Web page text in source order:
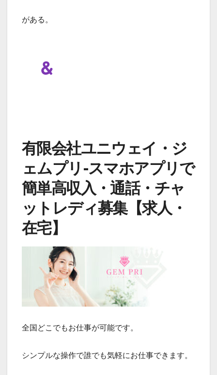
がある。
有限会社ユニウェイ・ジ
ェムプリ-スマホアプリで
簡単高収入・通話・チャ
ットレディ募集【求人・
在宅】
全国どこでもお仕事が可能です。
シンプルな操作で誰でも気軽にお仕事できます。